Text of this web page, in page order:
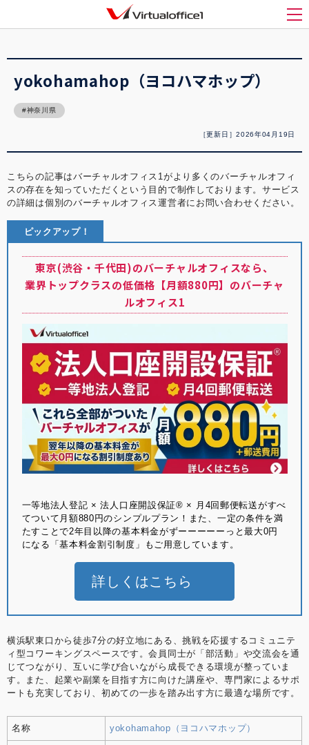
メ
バーチャルオフィス1(Virtualoffice1)
yokohamahop（ヨコハマホップ）
yokohamahop（ヨコハマホップ）
神奈川県
［更新日］2026年04月19日
こちらの記事はバーチャルオフィス1がより多くのバーチャルオフィ
スの存在を知っていただくという目的で制作しております。サービス
の詳細は個別のバーチャルオフィス運営者にお問い合わせください。
ピックアップ！
東京(渋谷・千代田)のバーチャルオフィスなら、
業界トップクラスの低価格【月額880円】のバーチャ
ルオフィス1
⼀等地法⼈登記 × 法⼈⼝座開設保証® × ⽉4回郵便転送がすべ
てついて月額880円のシンプルプラン！また、一定の条件を満
たすことで2年目以降の基本料金がずーーーーーっと最大0円
になる「基本料金割引制度」もご用意しています。
詳しくはこちら
横浜駅東口から徒歩7分の好立地にある、挑戦を応援するコミュニテ
ィ型コワーキングスペースです。​会員同士が「部活動」や交流会を通
じてつながり、互いに学び合いながら成長できる環境が整っていま
す。​また、起業や副業を目指す方に向けた講座や、専門家によるサポ
ートも充実しており、初めての一歩を踏み出す方に最適な場所です。
名称 yokohamahop（ヨコハマホップ）